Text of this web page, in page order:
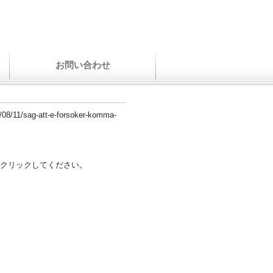
お問い合わせ
11/sag-att-e-forsoker-komma-
リックしてください。